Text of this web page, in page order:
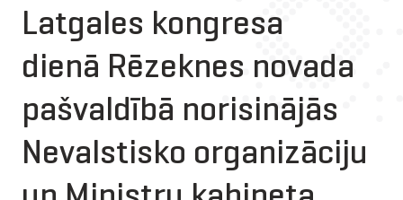
Latgales kongresa
dienā Rēzeknes novada
pašvaldībā norisinājās
Nevalstisko organizāciju